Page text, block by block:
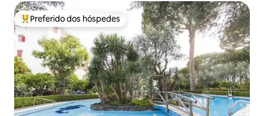
Entre os melhores preferidos dos hóspedes
Preferido dos hóspedes